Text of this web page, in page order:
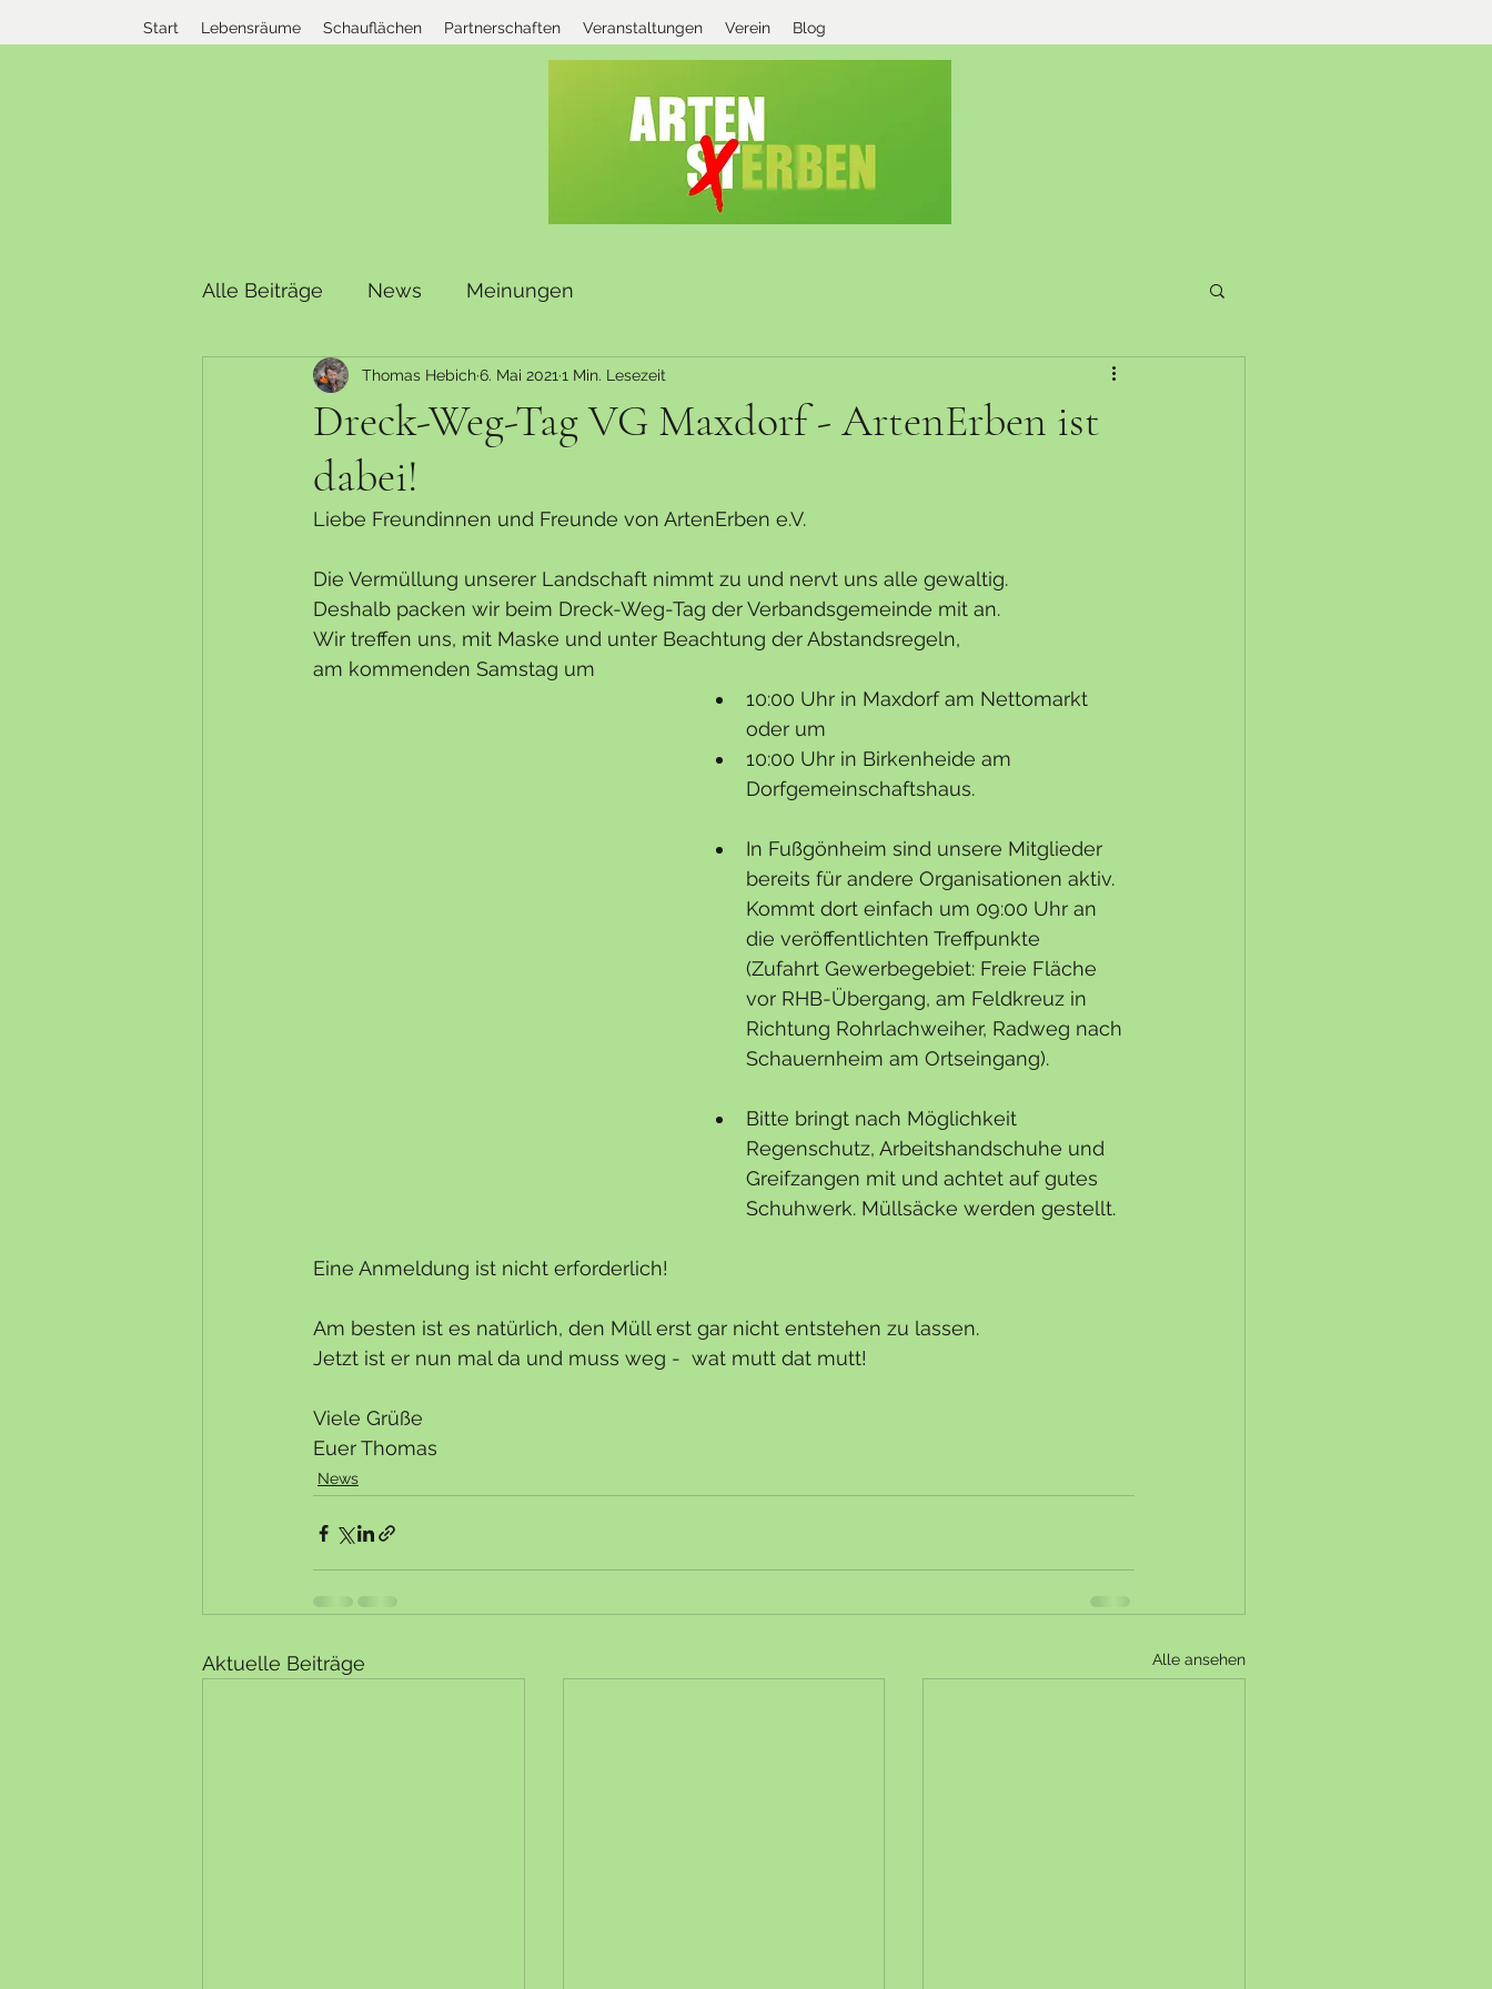
Start Lebensräume Schauflächen Partnerschaften Veranstaltungen Verein Blog
Alle Beiträge News Meinungen
Dreck-Weg-Tag VG Maxdorf - ArtenErben ist
dabei!
Thomas Hebich6. Mai 2021 1 Min. Lesezeit
Liebe Freundinnen und Freunde von ArtenErben e.V.
Die Vermüllung unserer Landschaft nimmt zu und nervt uns alle gewaltig.
Deshalb packen wir beim Dreck-Weg-Tag der Verbandsgemeinde mit an.
Wir treffen uns, mit Maske und unter Beachtung der Abstandsregeln,
am kommenden Samstag um
10:00 Uhr in Maxdorf am Nettomarkt
oder um
10:00 Uhr in Birkenheide am
Dorfgemeinschaftshaus.
In Fußgönheim sind unsere Mitglieder
bereits für andere Organisationen aktiv.
Kommt dort einfach um 09:00 Uhr an
die veröffentlichten Treffpunkte
(Zufahrt Gewerbegebiet: Freie Fläche
vor RHB-Übergang, am Feldkreuz in
Richtung Rohrlachweiher, Radweg nach
Schauernheim am Ortseingang).
Bitte bringt nach Möglichkeit
Regenschutz, Arbeitshandschuhe und
Greifzangen mit und achtet auf gutes
Schuhwerk. Müllsäcke werden gestellt.
Eine Anmeldung ist nicht erforderlich!
Am besten ist es natürlich, den Müll erst gar nicht entstehen zu lassen.
Jetzt ist er nun mal da und muss weg -  wat mutt dat mutt!
Viele Grüße
Euer Thomas
News
Aktuelle Beiträge Alle ansehen